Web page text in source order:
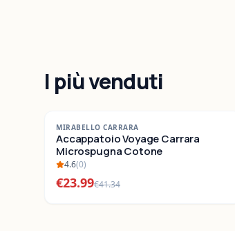
I più venduti
- 42%
SALDI
MIRABELLO CARRARA
Accappatoio Voyage Carrara
Microspugna Cotone
4.6(0)
€23.99€41.34